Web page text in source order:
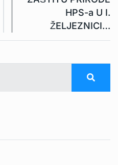
HPS-a U I.
ŽELJEZNICI…